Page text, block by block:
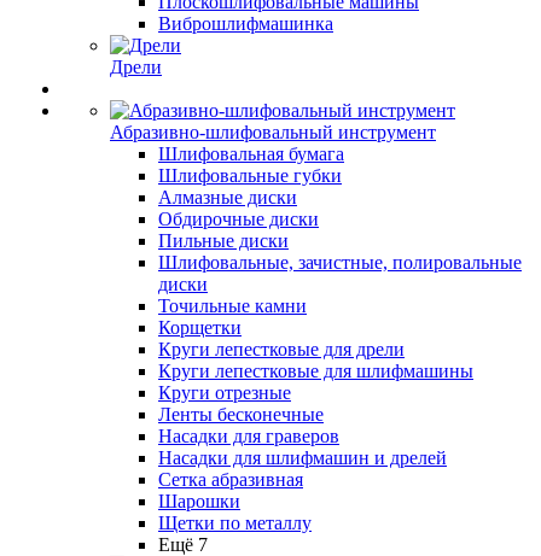
Виброшлифмашинка
Дрели
Абразивно-шлифовальный инструмент
Шлифовальная бумага
Шлифовальные губки
Алмазные диски
Обдирочные диски
Пильные диски
Шлифовальные, зачистные, полировальные
диски
Точильные камни
Корщетки
Круги лепестковые для дрели
Круги лепестковые для шлифмашины
Круги отрезные
Ленты бесконечные
Насадки для граверов
Насадки для шлифмашин и дрелей
Сетка абразивная
Шарошки
Щетки по металлу
Ещё 7